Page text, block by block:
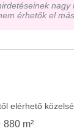
érhetők el
elérhető
880 m²